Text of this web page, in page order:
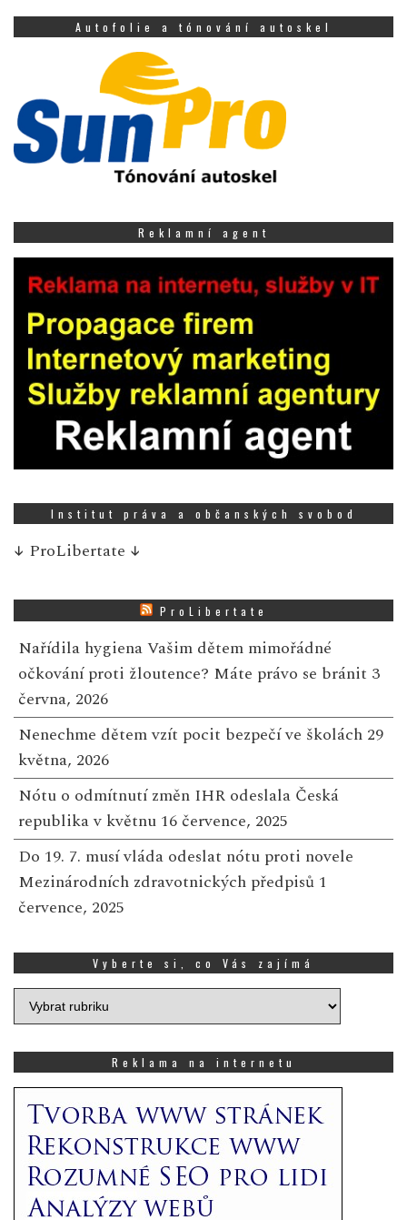
Autofolie a tónování autoskel
Reklamní agent
Institut práva a občanských svobod
↓ ProLibertate ↓
ProLibertate
Nařídila hygiena Vašim dětem mimořádné
očkování proti žloutence? Máte právo se bránit 3
června, 2026
Nenechme dětem vzít pocit bezpečí ve školách 29
května, 2026
Nótu o odmítnutí změn IHR odeslala Česká
republika v květnu 16 července, 2025
Do 19. 7. musí vláda odeslat nótu proti novele
Mezinárodních zdravotnických předpisů 1
července, 2025
Vyberte si, co Vás zajímá
Vyberte
si,
zajímá
Reklama na internetu